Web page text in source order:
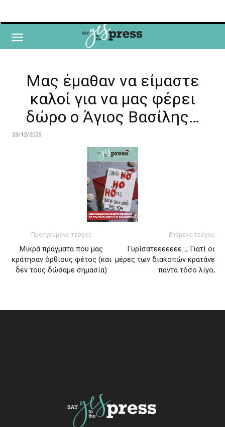
Μας έμαθαν να είμαστε
καλοί για να μας φέρει
δώρο ο Άγιος Βασίλης…
23/12/2025
Προηγούμενο τεύχος
Μικρά πράγματα που μας
κράτησαν όρθιους φέτος (και
δεν τους δώσαμε σημασία)
Επόμενο τεύχος
Γυρίσατεεεεεεε…; Γιατί οι
μέρες των διακοπών κρατάνε
πάντα τόσο λίγο;